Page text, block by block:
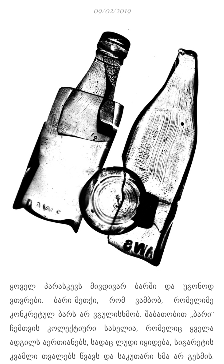
09/02/2019
ყოველ პარასკევს მივდივარ ბარში და უგონოდ
ვთვრები. ბარი-მეთქი, რომ ვამბობ, რომელიმე
კონკრეტულ ბარს არ ვგულისხმობ. შაბათობით „ბარი“
ჩემთვის კოლექტიური სახელია, რომელიც ყველა
ადგილს აერთიანებს, სადაც ლუდი იყიდება, სიგარეტის
კვამლი თვალებს წვავს და საკუთარი ხმა არ გესმის.